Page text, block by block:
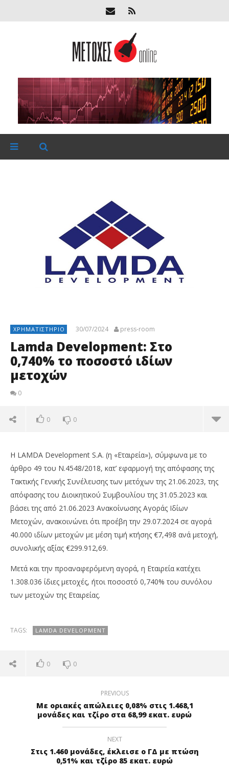
ΧΡΗΜΑΤΙΣΤΉΡΙΟ 30/07/2024 press-room
Lamda Development: Στο
0,740% το ποσοστό ιδίων
μετοχών
0
0 0
NOW VIEWING
Lamda Development: Στο 0,740% το ποσοστό
press-
room
Η LAMDA Development S.A. (η «Εταιρεία»), σύμφωνα με το
άρθρο 49 του Ν.4548/2018, κατ’ εφαρμογή της απόφασης της
Τακτικής Γενικής Συνέλευσης των μετόχων της 21.06.2023, της
απόφασης του Διοικητικού Συμβουλίου της 31.05.2023 και
βάσει της από 21.06.2023 Ανακοίνωσης Αγοράς Ιδίων
Μετοχών, ανακοινώνει ότι προέβη την 29.07.2024 σε αγορά
40.000 ιδίων μετοχών με μέση τιμή κτήσης €7,498 ανά μετοχή,
συνολικής αξίας €299.912,69.
Μετά και την προαναφερόμενη αγορά, η Εταιρεία κατέχει
1.308.036 ίδιες μετοχές, ήτοι ποσοστό 0,740% του συνόλου
των μετοχών της Εταιρείας.
TAGS: LAMDA DEVELOPMENT
0 0
PREVIOUS
Με οριακές απώλειες 0,08% στις 1.468,1
μονάδες και τζίρο στα 68,99 εκατ. ευρώ
NEXT
Στις 1.460 μονάδες, έκλεισε ο ΓΔ με πτώση
0,51% και τζίρο 85 εκατ. ευρώ